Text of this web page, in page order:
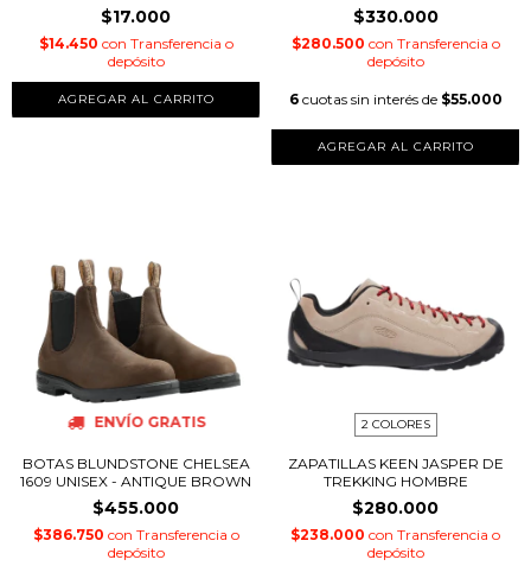
$17.000
$14.450 con Transferencia o
depósito
$330.000
$280.500 con Transferencia o
depósito
6 cuotas sin interés de $55.000
AGREGAR AL CARRITO
ENVÍO GRATIS
BOTAS BLUNDSTONE CHELSEA
1609 UNISEX - ANTIQUE BROWN
$455.000
$386.750 con Transferencia o
depósito
2 COLORES
ZAPATILLAS KEEN JASPER DE
TREKKING HOMBRE
$280.000
$238.000 con Transferencia o
depósito